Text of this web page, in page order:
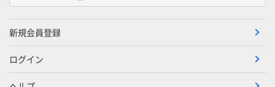
新規会員登録
ログイン